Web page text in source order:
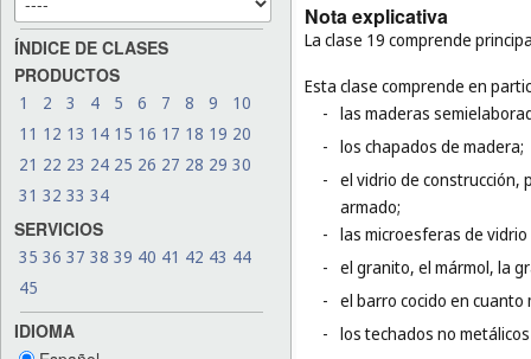
ÍNDICE DE CLASES
PRODUCTOS
1 2 3 4 5 6 7 8 9
10
11 12 13 14 15 16 17 18 19 20
21 22 23 24 25 26 27 28 29 30
31 32 33 34
SERVICIOS
35 36 37 38 39 40 41 42 43 44
45
IDIOMA
Nota explicativa
La clase 19 comprende
Esta clase comprende en
- las maderas
- los chapados de madera;
- el vidrio de construcción,
armado;
- las microesferas de
- el granito, el mármol, la
- el barro cocido en
- los techados no